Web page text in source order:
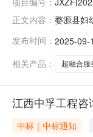
正文内容： 婺源县妇
守护食安
发布时间： 2025-09-
相关产品：
超融合服
江西中孚工程
中标｜中标通知